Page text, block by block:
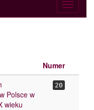
Toggle
Numer
Polsce w
wieku
20